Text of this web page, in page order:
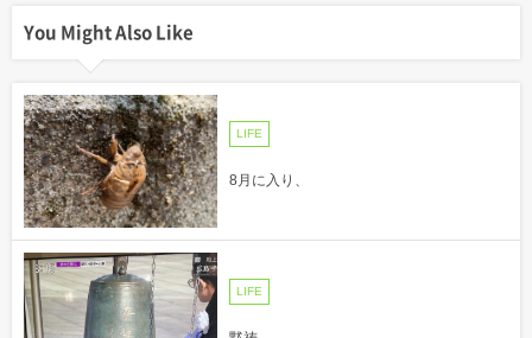
You Might Also Like
LIFE
8月に入り、
LIFE